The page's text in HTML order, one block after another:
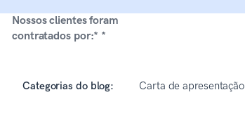
Nossos clientes foram
contratados por:* *
Categorias do blog: Carta de apresentação